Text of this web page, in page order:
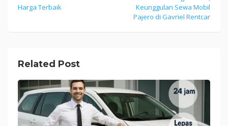
navigation
Harga Terbaik
Keunggulan Sewa Mobil
Pajero di Gavriel Rentcar
Related Post